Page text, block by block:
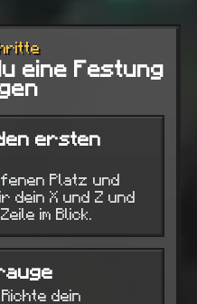
eine Festung
ersten
Platz und
dein X und Z und
im Blick.
dein